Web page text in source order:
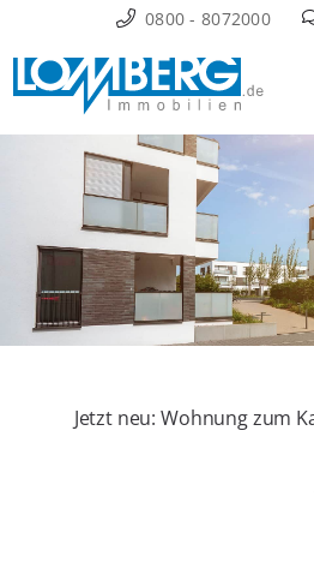
Inhalt
springen
0800 - 8072000
Jetzt neu: Wohnung zum